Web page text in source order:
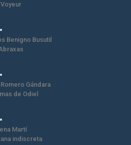
Benigno Busutil
Gándara
de Odiel
Martí
indiscreta